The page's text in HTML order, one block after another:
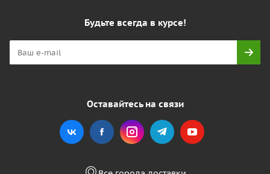
Будьте всегда в курсе!
Оставайтесь на связи